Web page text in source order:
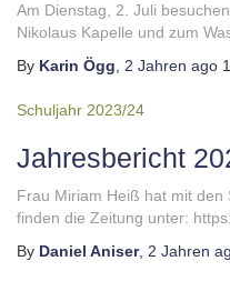
Am Dienstag, 2. Juli
Nikolaus Kapelle und zum
By Karin Ögg 2 Jahren ago
Schuljahr 2023/24
Jahresbericht
Frau Miriam Heiß hat mit den
finden die Zeitung unter:
By Daniel Aniser, 2 Jahren